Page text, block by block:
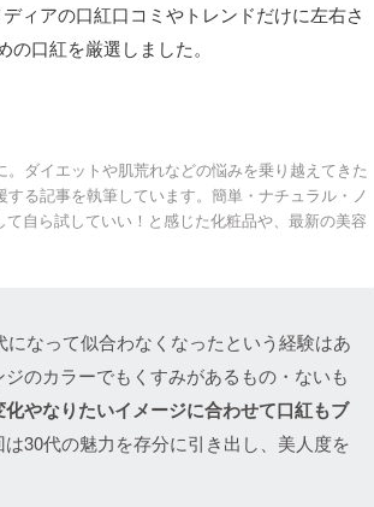
ディアの口紅口コミやトレンドだけに左右さ
口紅を厳選しました。
ダイエットや肌荒れなどの悩みを乗り越えてきた
る記事を執筆しています。簡単・ナチュラル・ノ
自ら試していい！と感じた化粧品や、最新の美容
なって似合わなくなったという経験はあ
のカラーでもくすみがあるもの・ないも
化やなりたいイメージに合わせて口紅もブ
30代の魅力を存分に引き出し、美人度を